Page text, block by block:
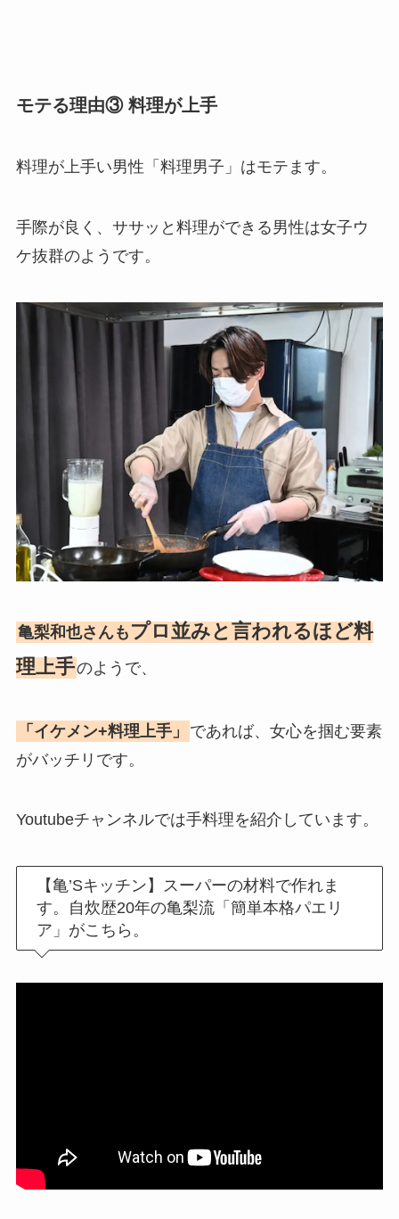
モテる理由③ 料理が上手
料理が上手い男性「料理男子」はモテます。
手際が良く、ササッと料理ができる男性は女子ウ
ケ抜群のようです。
亀梨和也さんも プロ並みと言われるほど料
理上手のようで、
「イケメン+料理上手」
であれば、女心を掴む要素
がバッチリです。
Youtubeチャンネルでは手料理を紹介しています。
【亀’Sキッチン】スーパーの材料で作れま
す。自炊歴20年の亀梨流「簡単本格パエリ
ア」がこちら。